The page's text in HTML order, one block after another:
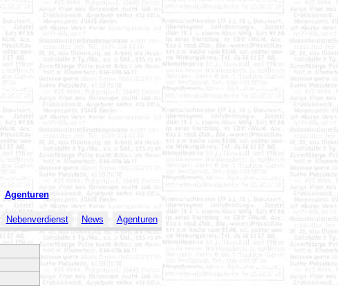
Agenturen
Nebenverdienst News Agenturen